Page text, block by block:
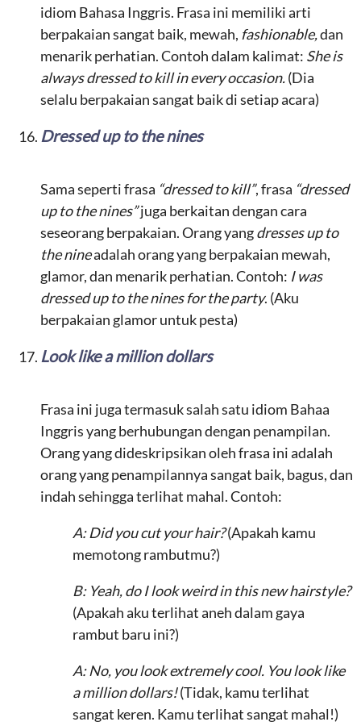
idiom Bahasa Inggris. Frasa ini memiliki arti
berpakaian sangat baik, mewah, fashionable,dan
menarik perhatian. Contoh dalam kalimat: She is
always dressed to kill in every occasion.(Dia
selalu berpakaian sangat baik di setiap acara)
Dressed up to the nines
Sama seperti frasa “dressed to kill”, frasa “dressed
up to the nines”juga berkaitan dengan cara
seseorang berpakaian. Orang yangdresses up to
the nineadalah orang yang berpakaian mewah,
glamor, dan menarik perhatian. Contoh: I was
dressed up to the nines for the party. (Aku
berpakaian glamor untuk pesta)
Look like a million dollars
Frasa ini juga termasuk salah satu idiom Bahaa
Inggris yang berhubungan dengan penampilan.
Orang yang dideskripsikan oleh frasa ini adalah
orang yang penampilannya sangat baik, bagus, dan
indah sehingga terlihat mahal. Contoh:
A: Did you cut your hair?(Apakah kamu
memotong rambutmu?)
B: Yeah, do I look weird in this new hairstyle?
(Apakah aku terlihat aneh dalam gaya
rambut baru ini?)
A: No, you look extremely cool. You look like
a million dollars!(Tidak, kamu terlihat
sangat keren. Kamu terlihat sangat mahal!)